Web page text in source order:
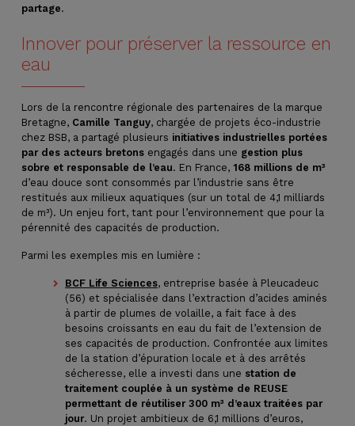
partage.
Innover pour préserver la ressource en
eau
Lors de la rencontre régionale des partenaires de la marque
Bretagne, Camille Tanguy, chargée de projets éco-industrie
chez BSB, a partagé plusieurs initiatives industrielles portées
par des acteurs bretons engagés dans une gestion plus
sobre et responsable de l’eau. En France, 168 millions de m³
d’eau douce sont consommés par l’industrie sans être
restitués aux milieux aquatiques (sur un total de 4,1 milliards
de m³). Un enjeu fort, tant pour l’environnement que pour la
pérennité des capacités de production.
Parmi les exemples mis en lumière :
BCF Life Sciences, entreprise basée à Pleucadeuc
(56) et spécialisée dans l’extraction d’acides aminés
à partir de plumes de volaille, a fait face à des
besoins croissants en eau du fait de l’extension de
ses capacités de production. Confrontée aux limites
de la station d’épuration locale et à des arrêtés
sécheresse, elle a investi dans une station de
traitement couplée à un système de REUSE
permettant de réutiliser 300 m³ d’eaux traitées par
jour. Un projet ambitieux de 6,1 millions d’euros,